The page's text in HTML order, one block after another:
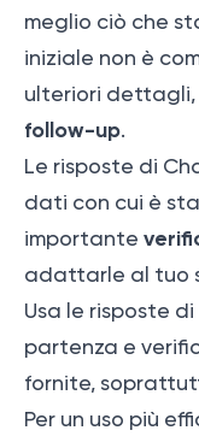
meglio ciò che
iniziale non è
ulteriori dettagli,
follow-up.
Le risposte di
dati con cui è
importante
adattarle al tuo
Usa le risposte
partenza e
fornite,
Per un uso più